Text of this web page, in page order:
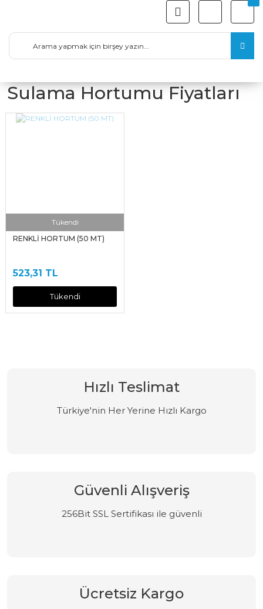
Sulama Hortumu Fiyatları
Tükendi
RENKLİ HORTUM (50 MT)
523,31 TL
Tükendi
Hızlı Teslimat
Türkiye'nin Her Yerine Hızlı Kargo
Güvenli Alışveriş
256Bit SSL Sertifikası ile güvenli
Ücretsiz Kargo